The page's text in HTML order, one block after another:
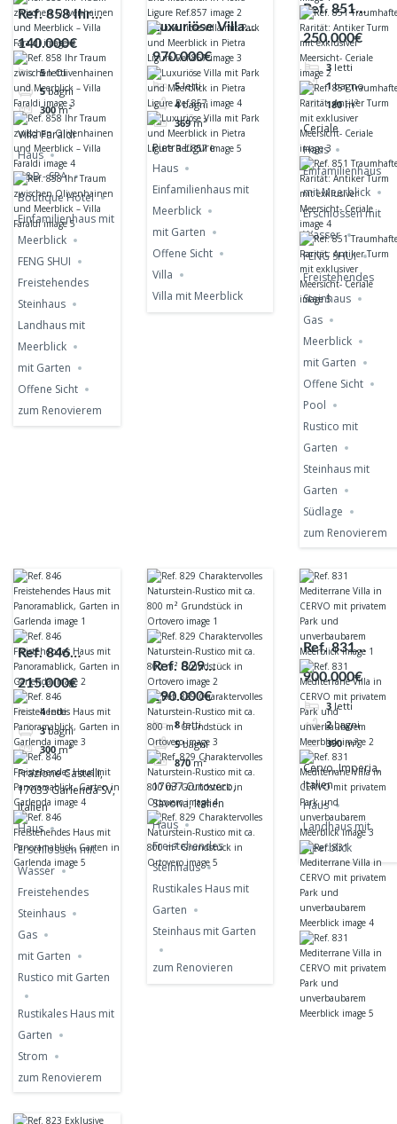
Ref. 858 Ihr
Traum
zwischen
Olivenhainen
und Meerblick
– Villa Faraldi
140.000€
5 letti
5 bagni
300 m²
Villa Faraldi
Haus
B&B - SPA
Boutique Hotel
Einfamilienhaus mit
Meerblick
FENG SHUI
Freistehendes
Steinhaus
Landhaus mit
Meerblick
mit Garten
Offene Sicht
zum Renovierem
Luxuriöse Villa
mit Park und
Meerblick in
Pietra Ligure
Ref.857
970.000€
5 letti
4 bagni
369 m²
Pietra Ligure
Haus
Einfamilienhaus mit
Meerblick
mit Garten
Offene Sicht
Villa
Villa mit Meerblick
Ref. 851
Traumhafte
Rarität:
Antiker Turm
mit exklusiver
Meersicht-
Ceriale
250.000€
3 letti
1 bagno
180 m²
Ceriale
Haus
Einfamilienhaus
mit Meerblick
Erschlossen mit
Wasser
FENG SHUI
Freistehendes
Steinhaus
Gas
Meerblick
mit Garten
Offene Sicht
Pool
Rustico mit
Garten
Steinhaus mit
Garten
Südlage
zum Renovierem
Ref. 846
Freistehendes
Haus mit
Panoramablick,
Garten in
Garlenda
215.000€
4 letti
3 bagni
300 m²
Frazione Castelli,
17033 Garlenda SV,
Italien
Haus
Erschlossen mit
Wasser
Freistehendes
Steinhaus
Gas
mit Garten
Rustico mit Garten
Rustikales Haus mit
Garten
Strom
zum Renovierem
Ref. 829
Charaktervolles
Naturstein-
Rustico mit ca.
800 m²
Grundstück in
Ortovero
190.000€
8 letti
5 bagni
870 m²
17037 Ortovero,
Savona, Italien
Haus
Freistehendes
Steinhaus
Rustikales Haus mit
Garten
Steinhaus mit Garten
zum Renovieren
Ref. 831
Mediterrane
Villa in
CERVO mit
privatem Park
und
Meerblick
900.000€
3 letti
2 bagni
390 m²
Cervo, Imperia,
Italien
Haus
Landhaus mit
Meerblick